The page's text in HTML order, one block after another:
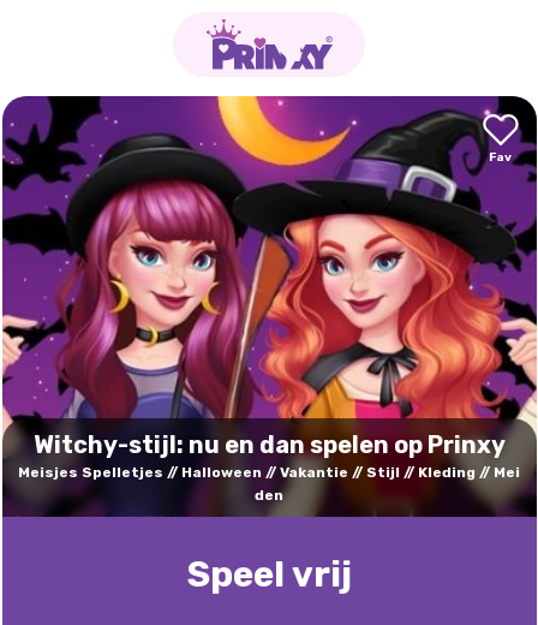
Witchy-stijl: nu en dan spelen op Prinxy
Meisjes Spelletjes Halloween Vakantie Stijl Kleding
Mei
den
Speel vrij